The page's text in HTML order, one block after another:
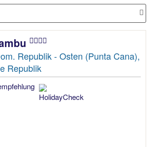
Republik - Osten (Punta Cana),
Republik